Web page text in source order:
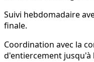
Suivi hebdomadaire
finale.
Coordination avec la
d'entiercement jusqu'à